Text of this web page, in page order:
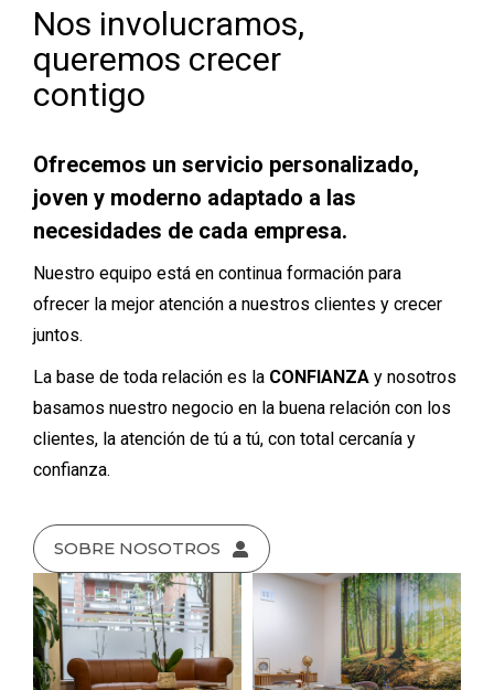
Nos involucramos,
queremos crecer
contigo
Ofrecemos un servicio personalizado,
joven y moderno adaptado a las
necesidades de cada empresa.
Nuestro equipo está en continua formación para
ofrecer la mejor atención a nuestros clientes y crecer
juntos.
La base de toda relación es la CONFIANZA y nosotros
basamos nuestro negocio en la buena relación con los
clientes, la atención de tú a tú, con total cercanía y
confianza.
SOBRE NOSOTROS